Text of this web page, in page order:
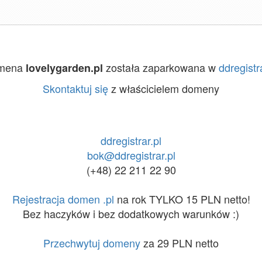
lovelygarden.pl została zaparkowana w
Skontaktuj sięz właścicielem domeny
ddregistrar.pl
bok@ddregistrar.pl
(+48) 22 211 22 90
Rejestracja domen .pl na rok TYLKO 15 PLN netto!
Bez haczyków i bez dodatkowych warunków :)
Przechwytuj domenyza 29 PLN netto